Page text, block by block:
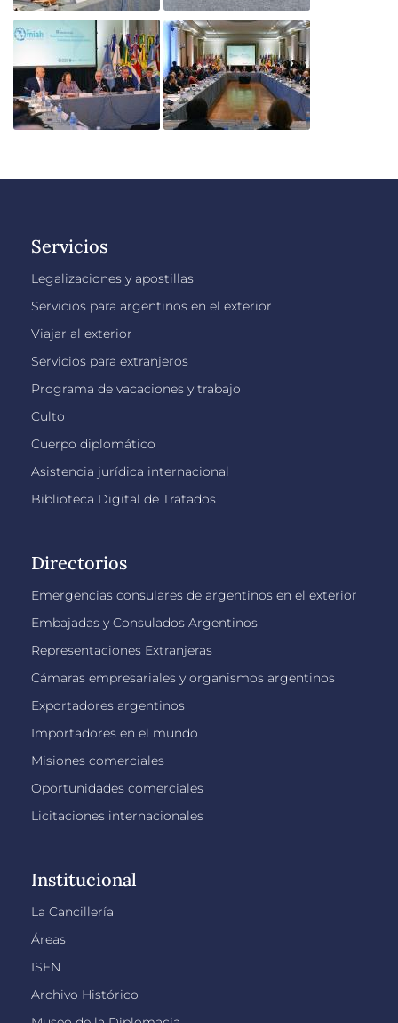
Servicios
Legalizaciones y apostillas
Servicios para argentinos en el exterior
Viajar al exterior
Servicios para extranjeros
Programa de vacaciones y trabajo
Culto
Cuerpo diplomático
Asistencia jurídica internacional
Biblioteca Digital de Tratados
Directorios
Emergencias consulares de argentinos en el exterior
Embajadas y Consulados Argentinos
Representaciones Extranjeras
Cámaras empresariales y organismos argentinos
Exportadores argentinos
Importadores en el mundo
Misiones comerciales
Oportunidades comerciales
Licitaciones internacionales
Institucional
La Cancillería
Áreas
ISEN
Archivo Histórico